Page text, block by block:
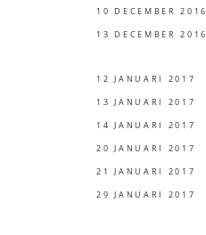
10 DECEMBER 2016
13 DECEMBER 2016
12 JANUARI 2017
13 JANUARI 2017
14 JANUARI 2017
20 JANUARI 2017
21 JANUARI 2017
29 JANUARI 2017